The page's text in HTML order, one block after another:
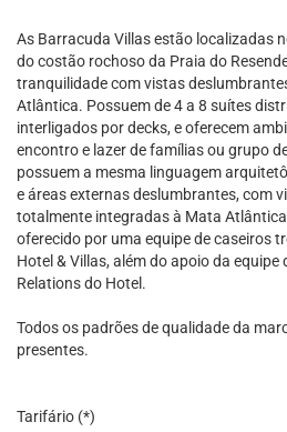
As Barracuda Villas estão localizadas
do costão rochoso da Praia do
tranquilidade com vistas
Atlântica. Possuem de 4 a 8 suítes
interligados por decks, e oferecem
encontro e lazer de famílias ou grupo
possuem a mesma linguagem
e áreas externas deslumbrantes, com
totalmente integradas à Mata
oferecido por uma equipe de caseiros
Hotel & Villas, além do apoio da equipe
Relations do Hotel.
Todos os padrões de qualidade da
presentes.
Tarifário (*)